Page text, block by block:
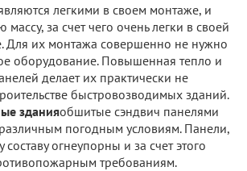
легкими в своем монтаже, и
за счет чего очень легки в своей
Для их монтажа совершенно не нужно
оборудование. Повышенная тепло и
делает их практически не
быстровозводимых зданий.
зданияобшитые сэндвич панелями
погодным условиям. Панели,
огнеупорны и за счет этого
требованиям.